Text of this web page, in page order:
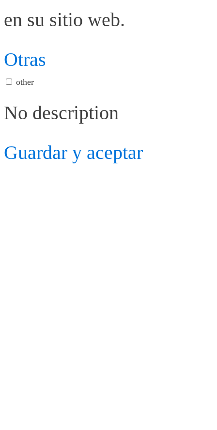
en su sitio web.
Otras
other
No description
Guardar y aceptar